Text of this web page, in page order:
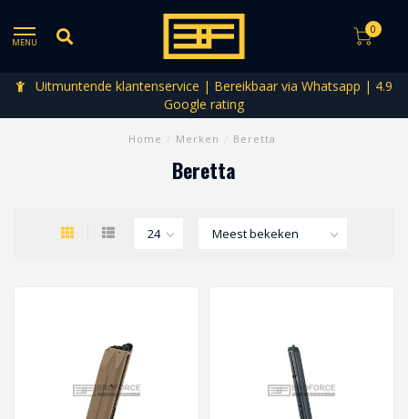
MENU
0
Uitmuntende klantenservice | Bereikbaar via Whatsapp | 4.9
Google rating
Home Merken Beretta
Beretta